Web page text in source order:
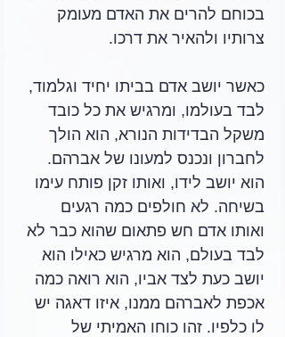
בכוחם להרים את האדם מעומק
צרותיו ולהאיר את דרכו.
כאשר יושב אדם בביתו יחיד וגלמוד,
לבד בעולמו, ומרגיש את כל כובד
משקל הבדידות הנורא, הוא הולך
לחברון ונכנס למעונו של אברהם.
הוא יושב לידו, ואותו זקן פותח עימו
בשיחה. לא חולפים כמה רגעים
ואותו אדם חש פתאום שהוא כבר לא
לבד בעולם, הוא מרגיש כאילו הוא
יושב כעת לצד אביו, הוא רואה כמה
אכפת לאברהם ממנו, איזו דאגה יש
לו כלפיו. זהו כוחו האמיתי של